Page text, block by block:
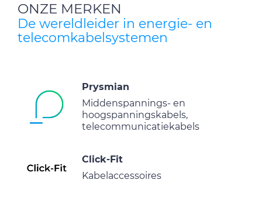
ONZE MERKEN
De wereldleider in energie- en
telecomkabelsystemen
Prysmian
Middenspannings- en
hoogspanningskabels,
telecommunicatiekabels
Click-Fit
Kabelaccessoires